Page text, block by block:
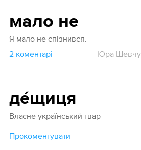
мало не
Я мало не спізнився.
2 коментарі
Юра
де́щиця
Власне український твар
Прокоментувати